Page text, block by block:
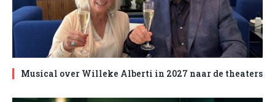
Musical over Willeke Alberti in 2027 naar de theaters